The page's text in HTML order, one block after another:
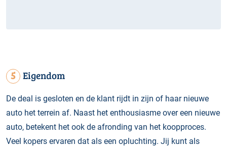
5 Eigendom
De deal is gesloten en de klant rijdt in zijn of haar nieuwe
auto het terrein af. Naast het enthousiasme over een nieuwe
auto, betekent het ook de afronding van het koopproces.
Veel kopers ervaren dat als een opluchting. Jij kunt als